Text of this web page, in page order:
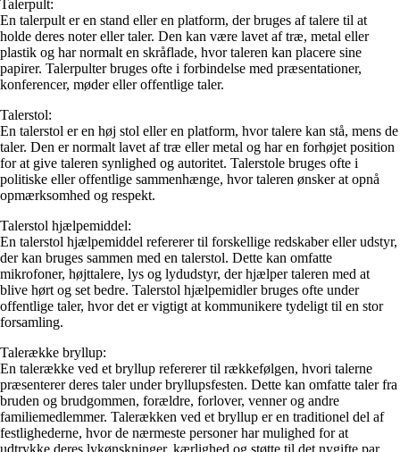
Talerpult:
En talerpult er en stand eller en platform, der bruges af talere til at
holde deres noter eller taler. Den kan være lavet af træ, metal eller
plastik og har normalt en skråflade, hvor taleren kan placere sine
papirer. Talerpulter bruges ofte i forbindelse med præsentationer,
konferencer, møder eller offentlige taler.
Talerstol:
En talerstol er en høj stol eller en platform, hvor talere kan stå, mens de
taler. Den er normalt lavet af træ eller metal og har en forhøjet position
for at give taleren synlighed og autoritet. Talerstole bruges ofte i
politiske eller offentlige sammenhænge, hvor taleren ønsker at opnå
opmærksomhed og respekt.
Talerstol hjælpemiddel:
En talerstol hjælpemiddel refererer til forskellige redskaber eller udstyr,
der kan bruges sammen med en talerstol. Dette kan omfatte
mikrofoner, højttalere, lys og lydudstyr, der hjælper taleren med at
blive hørt og set bedre. Talerstol hjælpemidler bruges ofte under
offentlige taler, hvor det er vigtigt at kommunikere tydeligt til en stor
forsamling.
Talerække bryllup:
En talerække ved et bryllup refererer til rækkefølgen, hvori talerne
præsenterer deres taler under bryllupsfesten. Dette kan omfatte taler fra
bruden og brudgommen, forældre, forlover, venner og andre
familiemedlemmer. Talerækken ved et bryllup er en traditionel del af
festlighederne, hvor de nærmeste personer har mulighed for at
udtrykke deres lykønskninger, kærlighed og støtte til det nygifte par.